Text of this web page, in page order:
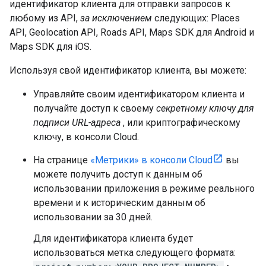
идентификатор клиента для отправки запросов к
любому из API, за исключением следующих: Places
API, Geolocation API, Roads API, Maps SDK для Android и
Maps SDK для iOS.
Используя свой идентификатор клиента, вы можете:
Управляйте своим идентификатором клиента и
получайте доступ к своему секретному ключу для
подписи URL-адреса , или криптографическому
ключу, в консоли Cloud.
На странице «Метрики» в консоли Cloud
вы
можете получить доступ к данным об
использовании приложения в режиме реального
времени и к историческим данным об
использовании за 30 дней.
Для идентификатора клиента будет
использоваться метка следующего формата: